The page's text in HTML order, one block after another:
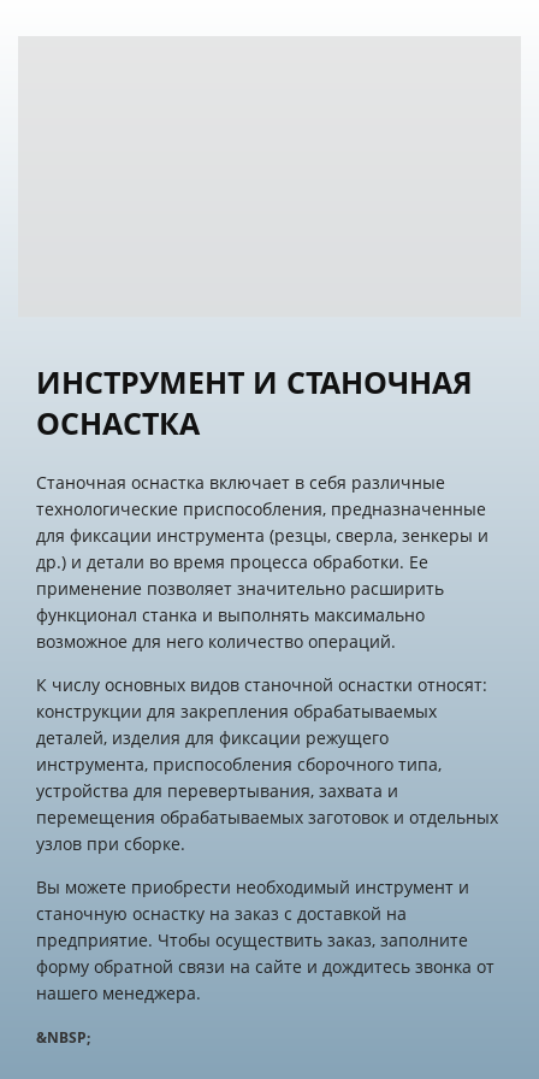
ИНСТРУМЕНТ И СТАНОЧНАЯ
ОСНАСТКА
Станочная оснастка включает в себя различные
технологические приспособления, предназначенные
для фиксации инструмента (резцы, сверла, зенкеры и
др.) и детали во время процесса обработки. Ее
применение позволяет значительно расширить
функционал станка и выполнять максимально
возможное для него количество операций.
К числу основных видов станочной оснастки относят:
конструкции для закрепления обрабатываемых
деталей, изделия для фиксации режущего
инструмента, приспособления сборочного типа,
устройства для перевертывания, захвата и
перемещения обрабатываемых заготовок и отдельных
узлов при сборке.
Вы можете приобрести необходимый инструмент и
станочную оснастку на заказ с доставкой на
предприятие. Чтобы осуществить заказ, заполните
форму обратной связи на сайте и дождитесь звонка от
нашего менеджера.
&NBSP;